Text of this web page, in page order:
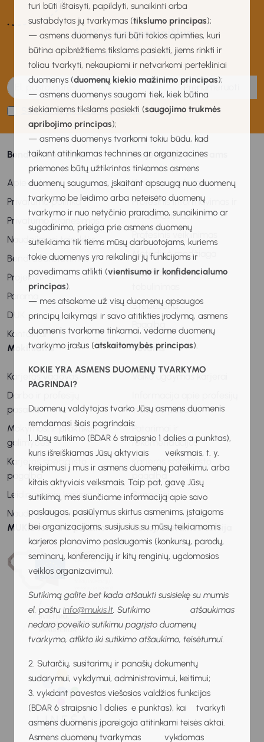
turi būti ištaisyti, papildyti, sunaikinti arba
sustabdytas jų tvarkymas (tikslumo principas);
— asmens duomenys turi būti tokios apimties, kuri
būtina apibrėžtiems tikslams pasiekti, jiems rinkti ir
toliau tvarkyti, nekaupiami ir netvarkomi pertekliniai
duomenys (duomenų kiekio mažinimo principas);
— asmens duomenys saugomi tiek, kiek būtina
siekiamiems tikslams pasiekti (saugojimo trukmės
apribojimo principas);
— asmens duomenys tvarkomi tokiu būdu, kad
taikant atitinkamas technines ar organizacines
priemones būtų užtikrintas tinkamas asmens
duomenų saugumas, įskaitant apsaugą nuo duomenų
tvarkymo be leidimo arba neteisėto duomenų
tvarkymo ir nuo netyčinio praradimo, sunaikinimo ar
sugadinimo, prieiga prie asmens duomenų
suteikiama tik tiems mūsų darbuotojams, kuriems
tokie duomenys yra reikalingi jų funkcijoms ir
pavedimams atlikti (vientisumo ir konfidencialumo
principas).
— mes atsakome už visų duomenų apsaugos
principų laikymąsi ir savo atitikties įrodymą, asmens
duomenis tvarkome tinkamai, vedame duomenų
tvarkymo įrašus (atskaitomybės principas).
KOKIE YRA ASMENS DUOMENŲ TVARKYMO
PAGRINDAI?
Duomenų valdytojas tvarko Jūsų asmens duomenis
remdamasi šiais pagrindais:
1. Jūsų sutikimo (BDAR 6 straipsnio 1 dalies a punktas),
kuris išreiškiamas Jūsų aktyviais veiksmais, t. y.
kreipimusi į mus ir asmens duomenų pateikimu, arba
kitais aktyviais veiksmais. Taip pat, gavę Jūsų
sutikimą, mes siunčiame informaciją apie savo
paslaugas, pasiūlymus skirtus asmenims, įstaigoms
bei organizacijoms, susijusius su mūsų teikiamomis
karjeros planavimo paslaugomis (konkursų, parodų,
seminarų, konferencijų ir kitų renginių, ugdomosios
veiklos organizavimu).
Sutikimą galite bet kada atšaukti susisiekę su mumis
el. paštu info@mukis.lt. Sutikimo atšaukimas
nedaro poveikio sutikimu pagrįsto duomenų
tvarkymo, atlikto iki sutikimo atšaukimo, teisėtumui.
2. Sutarčių, susitarimų ir panašių dokumentų
sudarymui, vykdymui, administravimui, keitimui;
3. vykdant pavestas viešosios valdžios funkcijas
(BDAR 6 straipsnio 1 dalies e punktas), kai tvarkyti
asmens duomenis įpareigoja atitinkami teisės aktai.
Asmens duomenų tvarkymas vykdomas
MUKIS naujienlaiškis
Gaukite naujienas pirmas!
Prenumeruoti
Sutinku su privatumo politika
Bendra informacija
Apie sistemą
Privatumo politika
Privatumo pranešimas
Naudojimosi taisyklės
Bendradarbiavimas
Projektai
Parama
DUK
Kontaktai
Karjeros specialistams
Karjeros paslaugos
Profesinis informavimas ir
konsultavimas
Profesinis veiklinimas
Metodinė medžiaga
Kvalifikacijos
Stebėsena
Pagalba
Mokiniams
Karjeros vadovas
Darbo ir profesijų
pasaulis
Mokymosi ir praktikos
galimybės
Karjeros specialisto
pagalba
Leidiniai apie karjerą
Naudingos nuorodos
Tėvams
Vaiko ugdymas karjerai
ir darbo pasaulį
Patarimai ir
rekomendacijos
Karjeros specialisto
pagalba
Renginiai
MUKIS remia ir palaiko Senoji svetainės versija